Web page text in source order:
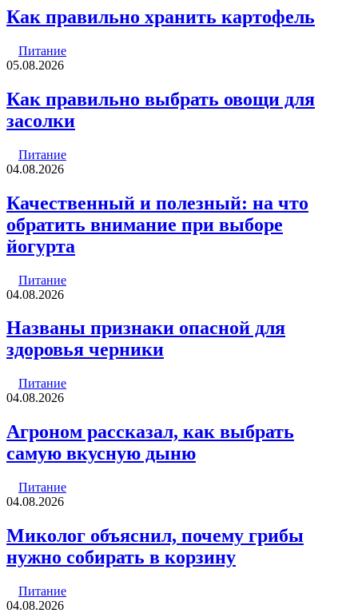
Как правильно хранить картофель
Питание
05.08.2026
Как правильно выбрать овощи для
засолки
Питание
04.08.2026
Качественный и полезный: на что
обратить внимание при выборе
йогурта
Питание
04.08.2026
Названы признаки опасной для
здоровья черники
Питание
04.08.2026
Агроном рассказал, как выбрать
самую вкусную дыню
Питание
04.08.2026
Миколог объяснил, почему грибы
нужно собирать в корзину
Питание
04.08.2026